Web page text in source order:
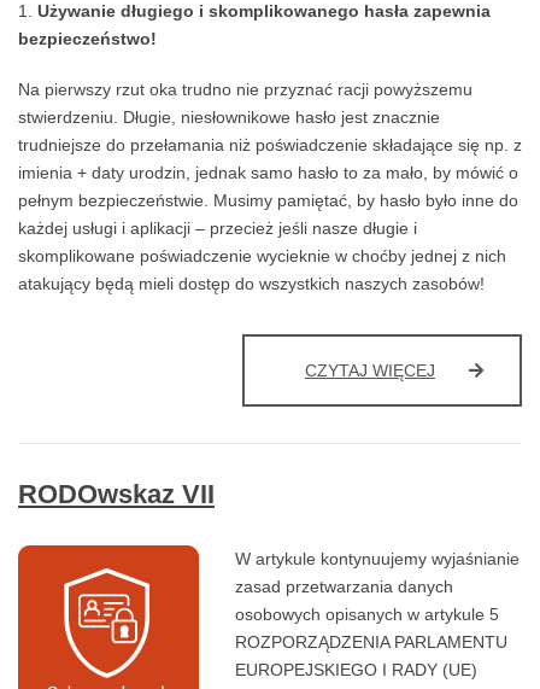
Używanie długiego i skomplikowanego hasła zapewnia
bezpieczeństwo!
Na pierwszy rzut oka trudno nie przyznać racji powyższemu
stwierdzeniu. Długie, niesłownikowe hasło jest znacznie
trudniejsze do przełamania niż poświadczenie składające się np. z
imienia + daty urodzin, jednak samo hasło to za mało, by mówić o
pełnym bezpieczeństwie. Musimy pamiętać, by hasło było inne do
każdej usługi i aplikacji – przecież jeśli nasze długie i
skomplikowane poświadczenie wycieknie w choćby jednej z nich
atakujący będą mieli dostęp do wszystkich naszych zasobów!
CZYTAJ WIĘCEJ
RODOwskaz VII
W artykule kontynuujemy wyjaśnianie
zasad przetwarzania danych
osobowych opisanych w artykule 5
ROZPORZĄDZENIA PARLAMENTU
EUROPEJSKIEGO I RADY (UE)